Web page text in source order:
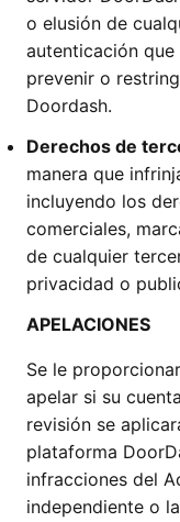
o elusión de
autenticación que
prevenir o
Doordash.
Derechos de
manera que
incluyendo los
comerciales,
de cualquier
privacidad o
APELACIONES
Se le
apelar si su
revisión se
plataforma
infracciones del
independiente o